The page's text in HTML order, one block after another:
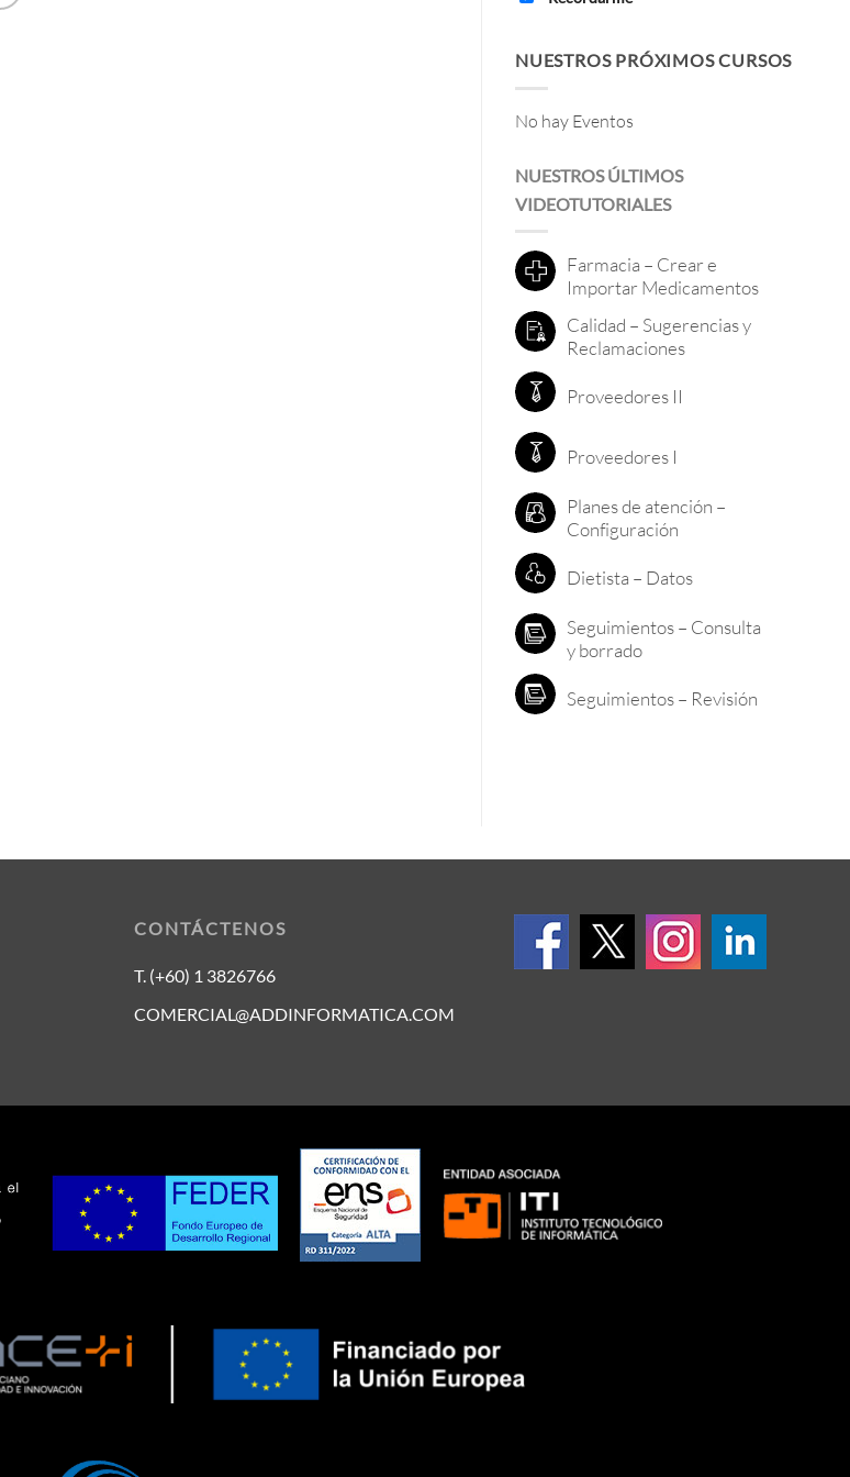
NUESTROS PRÓXIMOS CURSOS
No hay Eventos
NUESTROS ÚLTIMOS
VIDEOTUTORIALES
Farmacia – Crear e
Importar Medicamentos
Calidad – Sugerencias y
Reclamaciones
Proveedores II
Proveedores I
Planes de atención –
Configuración
Dietista – Datos
Seguimientos – Consulta
y borrado
Seguimientos – Revisión
CONTÁCTENOS
T. (+60) 1 3826766
COMERCIAL@ADDINFORMATICA.COM